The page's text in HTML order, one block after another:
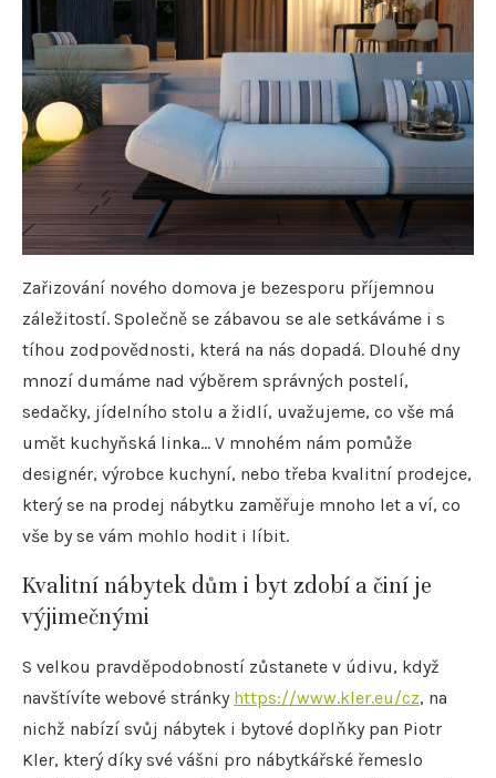
Zařizování nového domova je bezesporu příjemnou
záležitostí. Společně se zábavou se ale setkáváme i s
tíhou zodpovědnosti, která na nás dopadá. Dlouhé dny
mnozí dumáme nad výběrem správných postelí,
sedačky, jídelního stolu a židlí, uvažujeme, co vše má
umět kuchyňská linka… V mnohém nám pomůže
designér, výrobce kuchyní, nebo třeba kvalitní prodejce,
který se na prodej nábytku zaměřuje mnoho let a ví, co
vše by se vám mohlo hodit i líbit.
Kvalitní nábytek dům i byt zdobí a činí je
výjimečnými
S velkou pravděpodobností zůstanete v údivu, když
navštívíte webové stránky https://www.kler.eu/cz, na
nichž nabízí svůj nábytek i bytové doplňky pan Piotr
Kler, který díky své vášni pro nábytkářské řemeslo